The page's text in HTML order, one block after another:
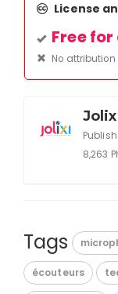
License
Free
No
8,263
Tags
écouteurs